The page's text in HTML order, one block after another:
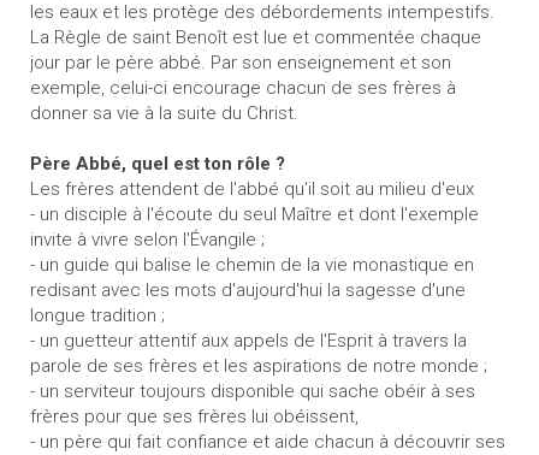
les eaux et les protège des débordements intempestifs.
La Règle de saint Benoît est lue et commentée chaque
jour par le père abbé. Par son enseignement et son
exemple, celui-ci encourage chacun de ses frères à
donner sa vie à la suite du Christ.
Père Abbé, quel est ton rôle ?
Les frères attendent de l'abbé qu'il soit au milieu d'eux
- un disciple à l'écoute du seul Maître et dont l'exemple
invite à vivre selon l'Évangile ;
- un guide qui balise le chemin de la vie monastique en
redisant avec les mots d'aujourd'hui la sagesse d'une
longue tradition ;
- un guetteur attentif aux appels de l'Esprit à travers la
parole de ses frères et les aspirations de notre monde ;
- un serviteur toujours disponible qui sache obéir à ses
frères pour que ses frères lui obéissent,
- un père qui fait confiance et aide chacun à découvrir ses